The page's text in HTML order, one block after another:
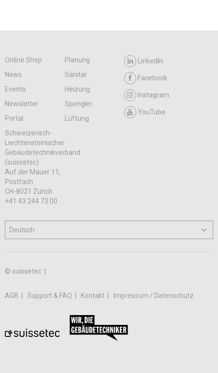
Online Shop
Planung
News
Sanitär
Events
Heizung
Newsletter
Spengler
Portal
Lüftung
LinkedIn
Facebook
Instagram
YouTube
Schweizerisch-
Liechtensteinischer
Gebäudetechnikverband
(suissetec)
Auf der Mauer 11,
Postfach
CH-8021 Zürich
+41 43 244 73 00
© suissetec |
AGB Support & FAQ Kontakt Impressum / Datenschutz